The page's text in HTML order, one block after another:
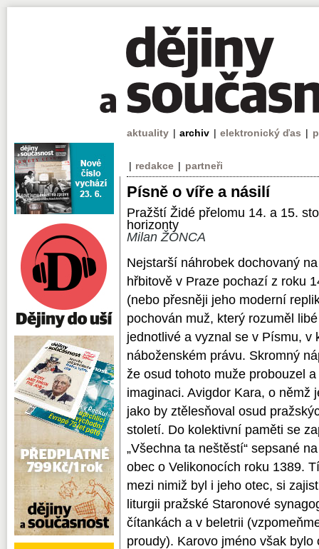
aktuality | archiv | elektronický ďas |
| redakce | partneři
Písně o víře a násilí
Pražští Židé přelomu 14. a 15.
horizonty
Milan ŽONCA
Nejstarší náhrobek dochovaný
hřbitově v Praze pochazí z roku
(nebo přesněji jeho moderní
pochován muž, který rozuměl
jednotlivé a vyznal se v Písmu, v
náboženském právu. Skromný
že osud tohoto muže probouzel
imaginaci. Avigdor Kara, o němž
jako by ztělesňoval osud
století. Do kolektivní paměti se
„Všechna ta neštěstí“ sepsané
obec o Velikonocích roku 1389.
mezi nimiž byl i jeho otec, si
liturgii pražské Staronové
čítankách a v beletrii
proudy). Karovo jméno však